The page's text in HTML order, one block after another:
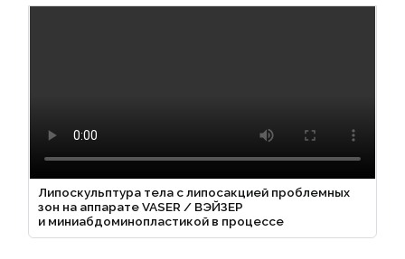
Липоскульптура тела с липосакцией проблемных
зон на аппарате VASER / ВЭЙЗЕР
и миниабдоминопластикой в процессе